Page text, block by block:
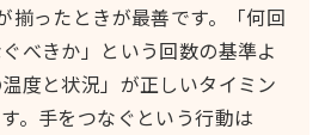
揃ったときが最善です。「何回
べきか」という回数の基準よ
度と状況」が正しいタイミン
。手をつなぐという行動は